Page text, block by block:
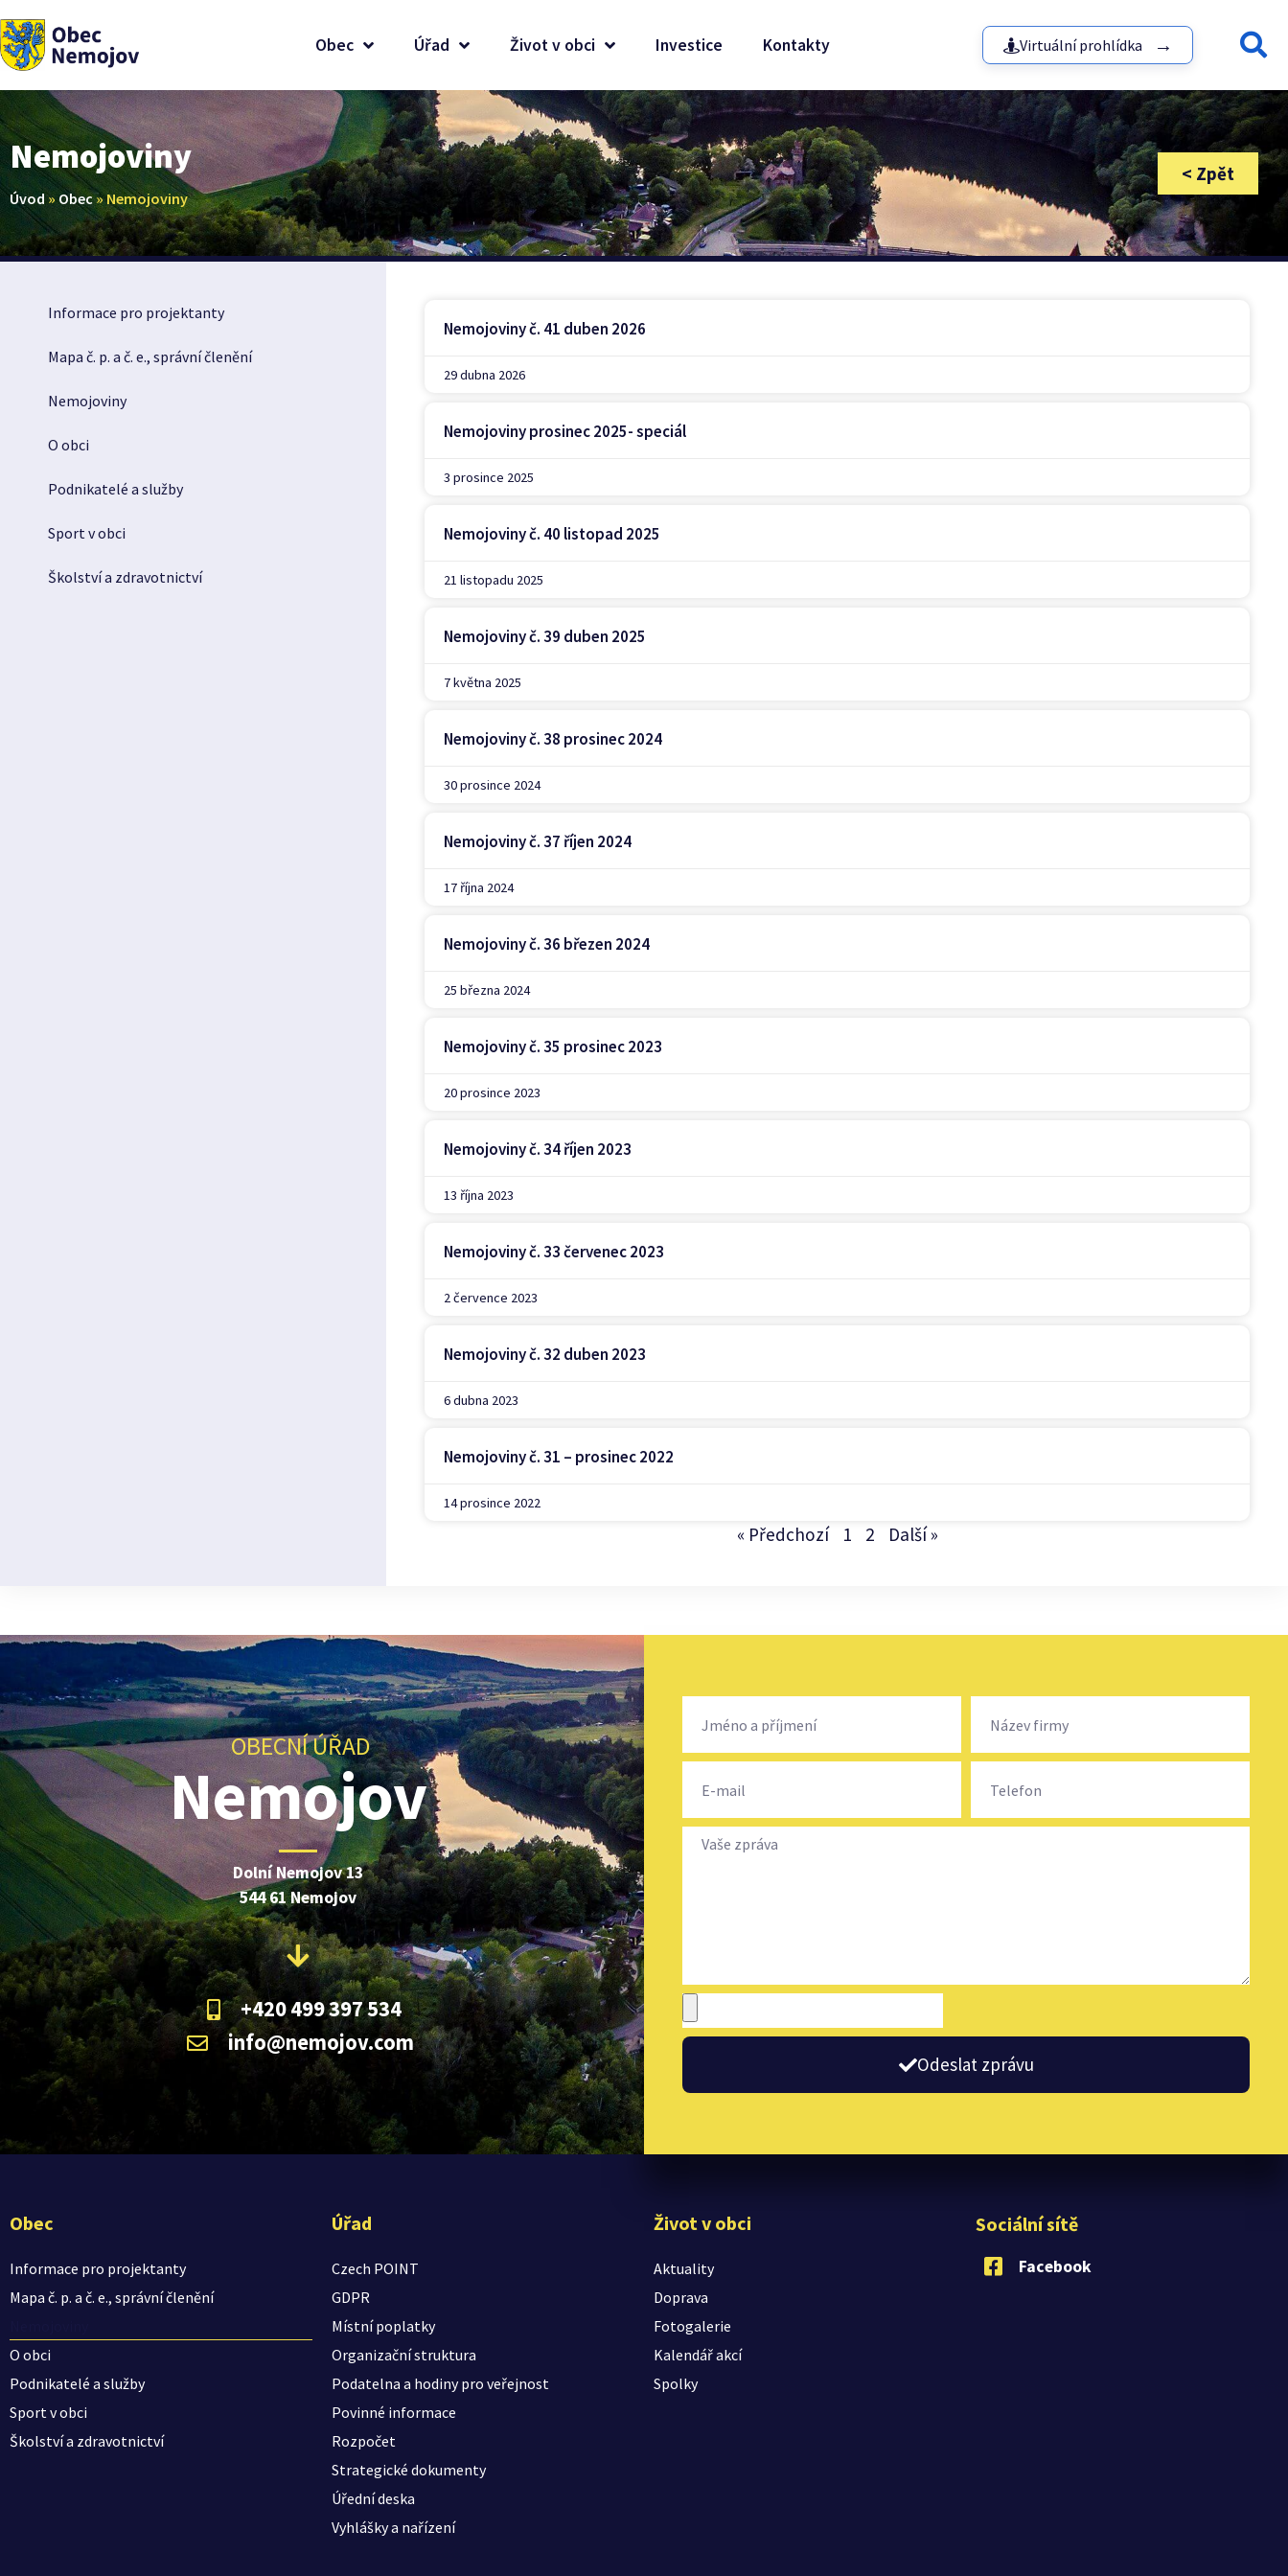
Obec Úřad Život v obci Investice Kontakty Virtuální prohlídka
Nemojoviny
Úvod »Obec»Nemojoviny
Informace pro projektanty
Mapa č. p. a č. e., správní členění
Nemojoviny
O obci
Podnikatelé a služby
Sport v obci
Školství a zdravotnictví
Nemojoviny č. 41 duben 2026
29 dubna 2026
Nemojoviny prosinec 2025- speciál
3 prosince 2025
Nemojoviny č. 40 listopad 2025
21 listopadu 2025
Nemojoviny č. 39 duben 2025
7 května 2025
Nemojoviny č. 38 prosinec 2024
30 prosince 2024
Nemojoviny č. 37 říjen 2024
17 října 2024
Nemojoviny č. 36 březen 2024
25 března 2024
Nemojoviny č. 35 prosinec 2023
20 prosince 2023
Nemojoviny č. 34 říjen 2023
13 října 2023
Nemojoviny č. 33 červenec 2023
2 července 2023
Nemojoviny č. 32 duben 2023
6 dubna 2023
Nemojoviny č. 31 – prosinec 2022
14 prosince 2022
« Předchozí 1 2 Další »
OBECNÍ ÚŘAD
Nemojov
Dolní Nemojov 13
544 61 Nemojov
+420 499 397 534
info@nemojov.com
Odeslat zprávu
Obec
Informace pro projektanty
Mapa č. p. a č. e., správní členění
O obci
Podnikatelé a služby
Sport v obci
Školství a zdravotnictví
Úřad
Czech POINT
GDPR
Místní poplatky
Organizační struktura
Podatelna a hodiny pro veřejnost
Povinné informace
Rozpočet
Strategické dokumenty
Úřední deska
Vyhlášky a nařízení
Život v obci
Aktuality
Doprava
Fotogalerie
Kalendář akcí
Spolky
Sociální sítě
Facebook